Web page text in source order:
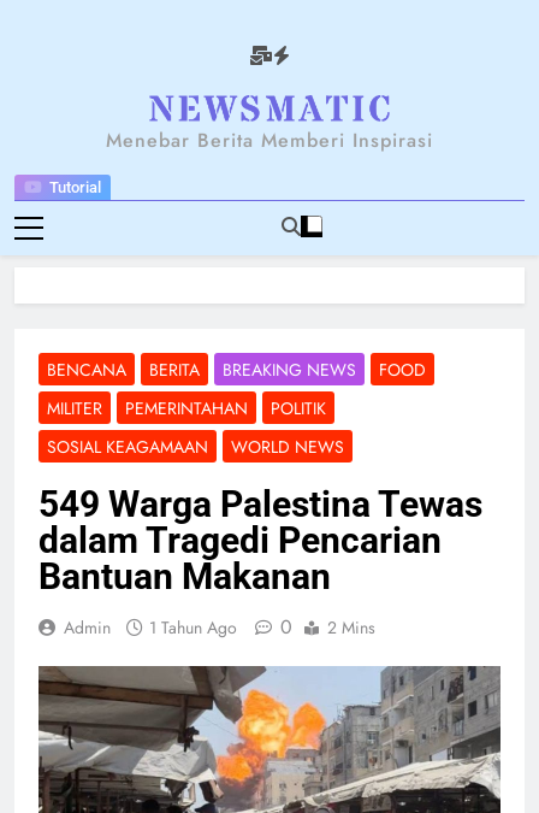
Tutorial
NEWSANTARA
Menebar Berita Memberi Inspirasi
BENCANA BERITA BREAKING NEWS
FOOD
MILITER
PEMERINTAHAN
POLITIK
SOSIAL KEAGAMAAN
WORLD NEWS
549 Warga Palestina Tewas
dalam Tragedi Pencarian
Bantuan Makanan
Admin 1 Tahun Ago 0 2 Mins